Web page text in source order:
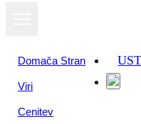
Domača Stran
Viri
Cenitev
Oglejte si kot
diaprojekcijo